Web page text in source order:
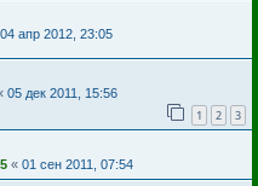
04 апр 2012, 23:05
05 дек 2011, 15:56
1 2 3
« 01 сен 2011, 07:54